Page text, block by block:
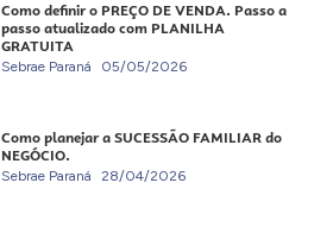
Como definir o PREÇO DE VENDA. Passo a
passo atualizado com PLANILHA
GRATUITA
Sebrae Paraná 05/05/2026
Como planejar a SUCESSÃO FAMILIAR do
NEGÓCIO.
Sebrae Paraná 28/04/2026